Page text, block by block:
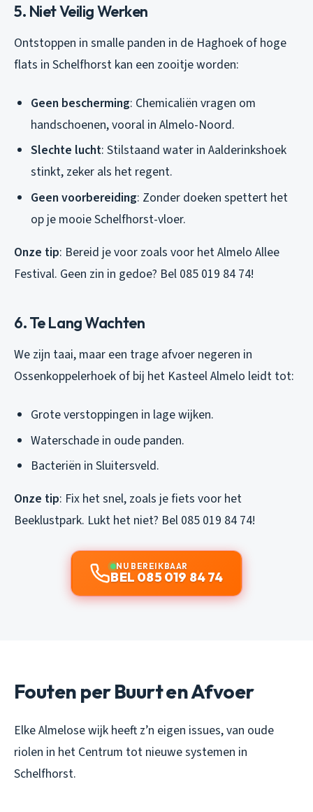
5. Niet Veilig Werken
Ontstoppen in smalle panden in de Haghoek of hoge
flats in Schelfhorst kan een zooitje worden:
Geen bescherming: Chemicaliën vragen om
handschoenen, vooral in Almelo-Noord.
Slechte lucht: Stilstaand water in Aalderinkshoek
stinkt, zeker als het regent.
Geen voorbereiding: Zonder doeken spettert het
op je mooie Schelfhorst-vloer.
Onze tip: Bereid je voor zoals voor het Almelo Allee
Festival. Geen zin in gedoe? Bel 085 019 84 74!
6. Te Lang Wachten
We zijn taai, maar een trage afvoer negeren in
Ossenkoppelerhoek of bij het Kasteel Almelo leidt tot:
Grote verstoppingen in lage wijken.
Waterschade in oude panden.
Bacteriën in Sluitersveld.
Onze tip: Fix het snel, zoals je fiets voor het
Beeklustpark. Lukt het niet? Bel 085 019 84 74!
NU BEREIKBAAR
BEL 085 019 84 74
Fouten per Buurt en Afvoer
Elke Almelose wijk heeft z’n eigen issues, van oude
riolen in het Centrum tot nieuwe systemen in
Schelfhorst.